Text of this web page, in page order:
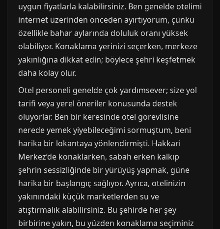
uygun fiyatlarla kalabilirsiniz. Ben genelde otelimi
internet üzerinden önceden ayırtıyorum, çünkü
özellikle bahar aylarında doluluk oranı yüksek
olabiliyor. Konaklama yerinizi seçerken, merkeze
yakınlığına dikkat edin; böylece şehri keşfetmek
daha kolay olur.
Otel personeli genelde çok yardımsever; size yol
tarifi veya yerel öneriler konusunda destek
oluyorlar. Ben bir keresinde otel görevlisine
nerede yemek yiyebileceğimi sormuştum, beni
harika bir lokantaya yönlendirmişti. Hakkari
Merkez’de konaklarken, sabah erken kalkıp
şehrin sessizliğinde bir yürüyüş yapmak, güne
harika bir başlangıç sağlıyor. Ayrıca, otelinizin
yakınındaki küçük marketlerden su ve
atıştırmalık alabilirsiniz. Bu şehirde her şey
birbirine yakın, bu yüzden konaklama seçiminiz